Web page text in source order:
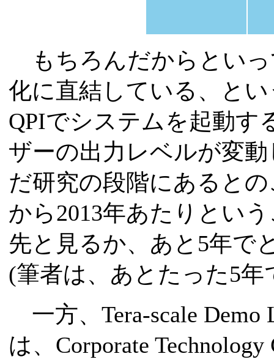
もちろんだからといっ
化に直結している、と
QPIでシステムを起動す
ザーの出力レベルが変
だ研究の段階にあると
から2013年あたりとい
先と見るか、あと5年で
(筆者は、あとたった5
一方、Tera-scale
は、Corporate